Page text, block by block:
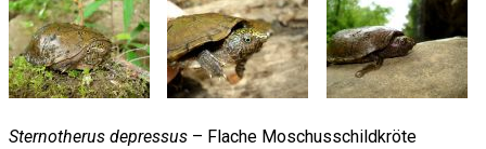
Sternotherus depressus – Flache Moschusschildkröte